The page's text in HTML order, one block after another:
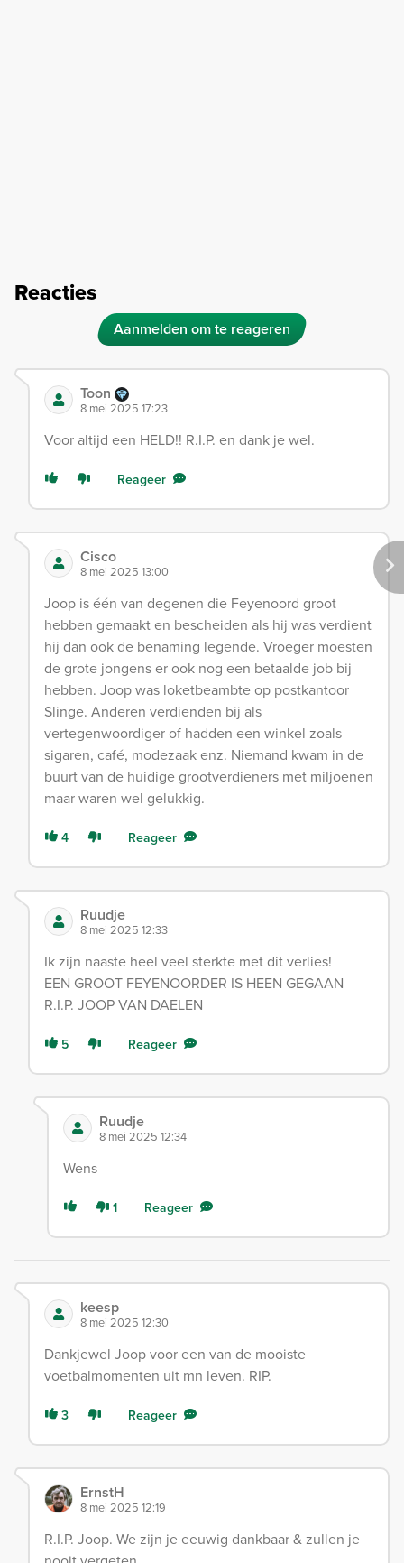
Reacties
Aanmelden om te reageren
Toon
8 mei 2025 17:23
Voor altijd een HELD!! R.I.P. en dank je wel.
Reageer
Cisco
8 mei 2025 13:00
Joop is één van degenen die Feyenoord groot
hebben gemaakt en bescheiden als hij was verdient
hij dan ook de benaming legende. Vroeger moesten
de grote jongens er ook nog een betaalde job bij
hebben. Joop was loketbeambte op postkantoor
Slinge. Anderen verdienden bij als
vertegenwoordiger of hadden een winkel zoals
sigaren, café, modezaak enz. Niemand kwam in de
buurt van de huidige grootverdieners met miljoenen
maar waren wel gelukkig.
4 Reageer
Ruudje
8 mei 2025 12:33
Ik zijn naaste heel veel sterkte met dit verlies!
EEN GROOT FEYENOORDER IS HEEN GEGAAN
R.I.P. JOOP VAN DAELEN
5 Reageer
Ruudje
8 mei 2025 12:34
Wens
1 Reageer
keesp
8 mei 2025 12:30
Dankjewel Joop voor een van de mooiste
voetbalmomenten uit mn leven. RIP.
3 Reageer
ErnstH
8 mei 2025 12:19
R.I.P. Joop. We zijn je eeuwig dankbaar & zullen je